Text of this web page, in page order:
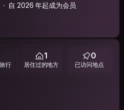
自 2026 年起成为会员
行
1
居住过的地方
0
已访问地点